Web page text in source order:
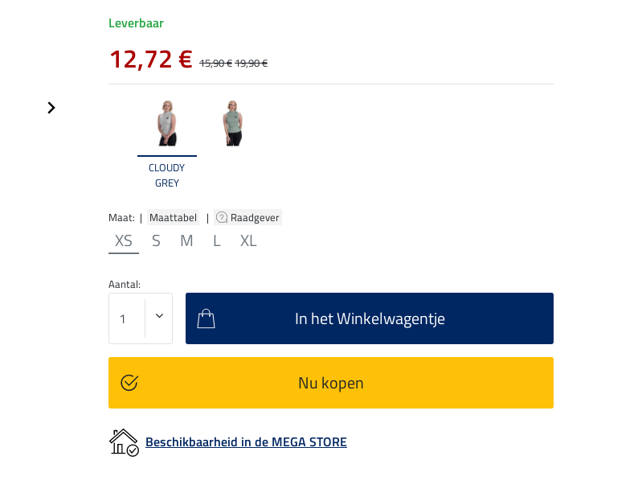
CLOUDY
GREY
Maat: | Maattabel | Raadgever
XS S M L XL
Leverbaar
12,72 € 15,90 €19,90 €
Aantal:
In het Winkelwagentje
Nu kopen
Beschikbaarheid in de MEGA STORE